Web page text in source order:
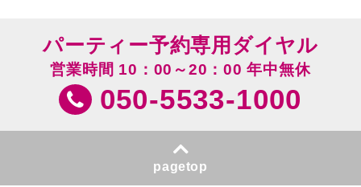
パーティー予約専用ダイヤル
営業時間 10：00～20：00 年中無休
050-5533-1000
pagetop